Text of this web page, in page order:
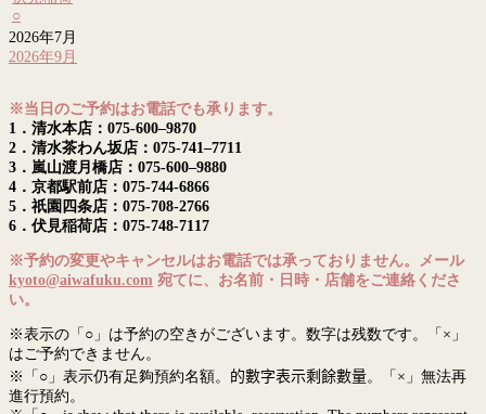
○
2026年7月
2026年9月
※当日のご予約はお電話でも承ります。
1．清水本店：075-600–9870
2．清水茶わん坂店：075-741–7711
3．嵐山渡月橋店：075-600–9880
4．京都駅前店：075-744-6866
5．祇園四条店：075-708-2766
6．伏見稲荷店：075-748-7117
※予約の変更やキャンセルはお電話では承っておりません。メール
kyoto@aiwafuku.com 宛てに、お名前・日時・店舗をご連絡くださ
い。
※表示の「○」は予約の空きがございます。数字は残数です。「×」
はご予約できません。
※「○」表示仍有足夠預約名額。 的數字表示剩餘數量。「×」無法再
進行預約。